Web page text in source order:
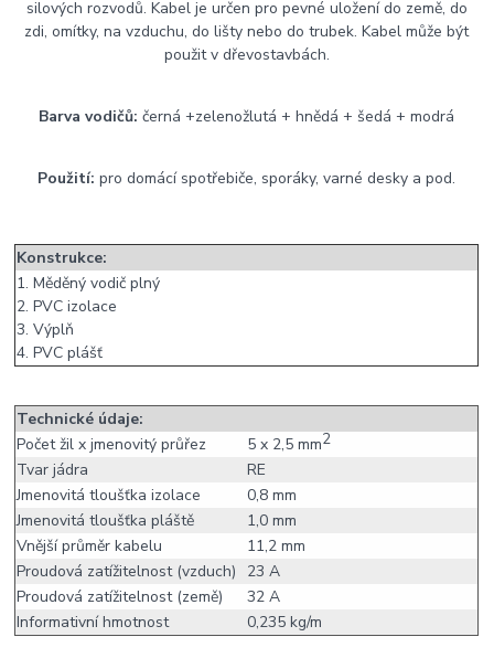
silových rozvodů. Kabel je určen pro pevné uložení do země, do
zdi, omítky, na vzduchu, do lišty nebo do trubek. Kabel může být
použit v dřevostavbách.
Barva vodičů: černá +zelenožlutá + hnědá + šedá + modrá
Použití: pro domácí spotřebiče, sporáky, varné desky a pod.
Konstrukce:
1. Měděný vodič plný
2. PVC izolace
3. Výplň
4. PVC plášť
Technické údaje:
Počet žil x jmenovitý průřez
5 x 2,5 mm2
Tvar jádra
RE
Jmenovitá tloušťka izolace
0,8 mm
Jmenovitá tloušťka pláště
1,0 mm
Vnější průměr kabelu
11,2 mm
Proudová zatížitelnost (vzduch)
23 A
Proudová zatížitelnost (země)
32 A
Informativní hmotnost
0,235 kg/m